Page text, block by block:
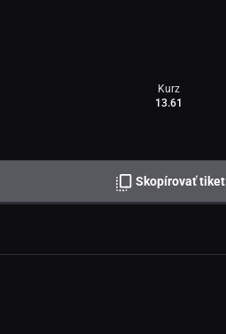
Kurz
13.61
Skopírovať tiket